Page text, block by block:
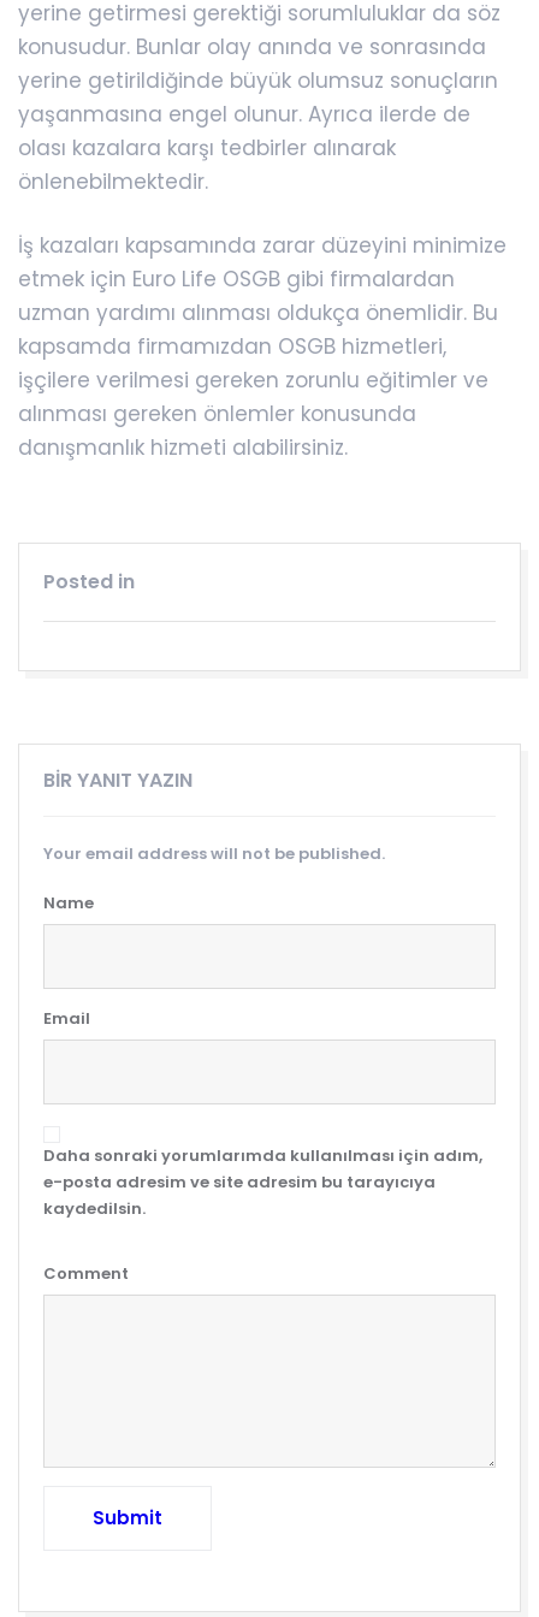
yerine getirmesi gerektiği sorumluluklar da söz
konusudur. Bunlar olay anında ve sonrasında
yerine getirildiğinde büyük olumsuz sonuçların
yaşanmasına engel olunur. Ayrıca ilerde de
olası kazalara karşı tedbirler alınarak
önlenebilmektedir.
İş kazaları kapsamında zarar düzeyini minimize
etmek için Euro Life OSGB gibi firmalardan
uzman yardımı alınması oldukça önemlidir. Bu
kapsamda firmamızdan OSGB hizmetleri,
işçilere verilmesi gereken zorunlu eğitimler ve
alınması gereken önlemler konusunda
danışmanlık hizmeti alabilirsiniz.
Posted in
BIR YANIT YAZIN
Your email address will not be published.
Name
Email
Daha sonraki yorumlarımda kullanılması için adım,
e-posta adresim ve site adresim bu tarayıcıya
kaydedilsin.
Comment
Submit